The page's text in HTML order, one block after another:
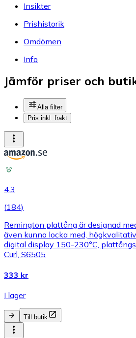
Insikter
Prishistorik
Omdömen
Info
Jämför priser och
Alla filter
Pris inkl. frakt
4.3
(184)
Remington plattång är designad
även kunna locka med,
digital display 150-230°C,
Curl, S6505
333 kr
I lager
Till butik